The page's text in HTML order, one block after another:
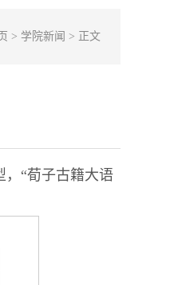
> 学院新闻 > 正文
，“荀子古籍大语